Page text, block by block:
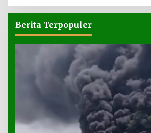
Berita Terpopuler